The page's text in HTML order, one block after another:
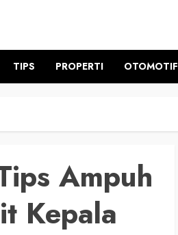
TIPS PROPERTI OTOMOTIF
Ampuh
Kepala